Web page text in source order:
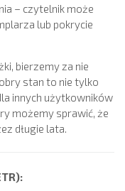
– czytelnik może
lub pokrycie
bierzemy za nie
stan to nie tylko
innych użytkowników
możemy sprawić, że
długie lata.